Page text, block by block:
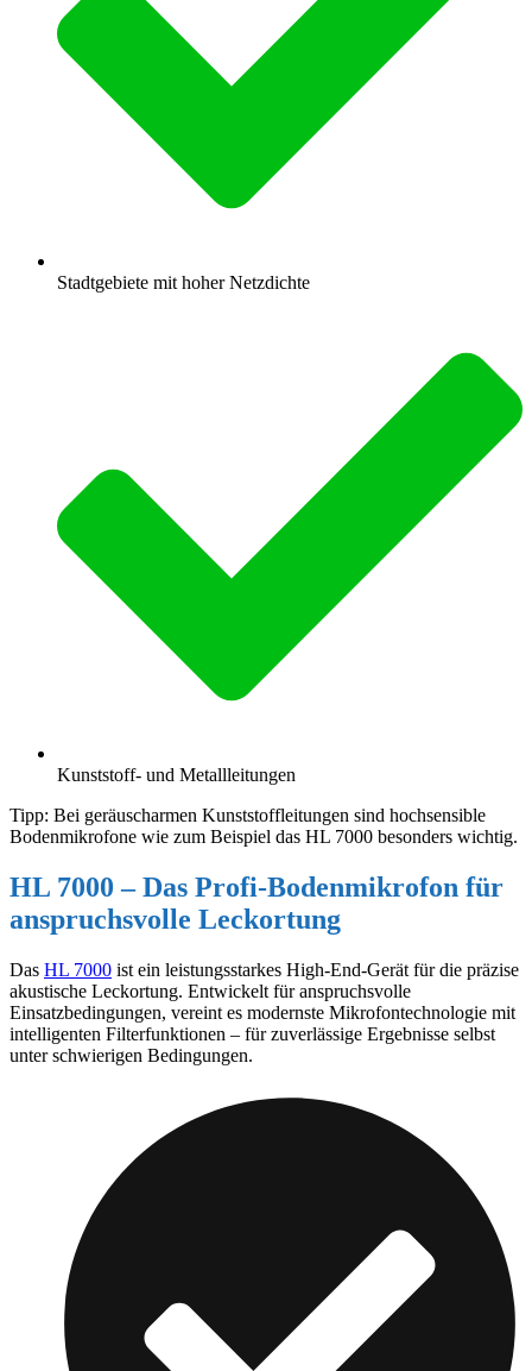
Stadtgebiete mit hoher Netzdichte
Kunststoff- und Metallleitungen
Tipp: Bei geräuscharmen Kunststoffleitungen sind hochsensible
Bodenmikrofone wie zum Beispiel das HL 7000 besonders wichtig.
HL 7000 – Das Profi-Bodenmikrofon für
anspruchsvolle Leckortung
Das HL 7000 ist ein leistungsstarkes High-End-Gerät für die präzise
akustische Leckortung. Entwickelt für anspruchsvolle
Einsatzbedingungen, vereint es modernste Mikrofontechnologie mit
intelligenten Filterfunktionen – für zuverlässige Ergebnisse selbst
unter schwierigen Bedingungen.